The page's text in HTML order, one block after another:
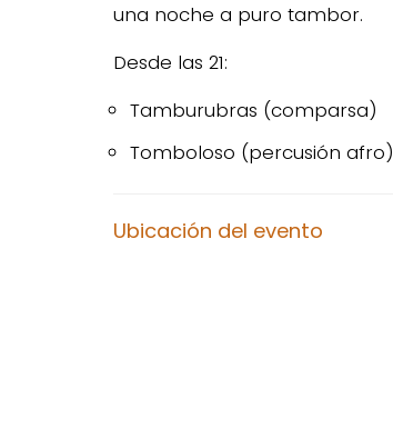
una noche a puro tambor.
Desde las 21:
Tamburubras (comparsa)
Tomboloso (percusión afro)
Ubicación del evento